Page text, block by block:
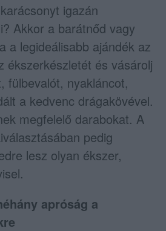
igazán
Akkor a barátnőd vagy
a legideálisabb ajándék az
ékszerkészletét és vásárolj
fülbevalót, nyakláncot,
a kedvenc drágakövével.
megfelelő darabokat. A
pedig
lesz olyan ékszer,
apróság a